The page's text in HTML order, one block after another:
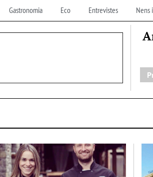
Gastronomia Eco Entrevistes Nens